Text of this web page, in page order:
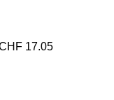
17.05